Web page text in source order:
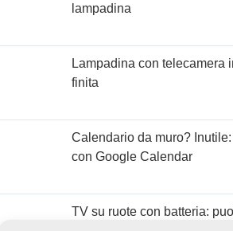
lampadina
Lampadina con telecamera
finita
Calendario da muro?
con Google Calendar
TV su ruote con batteria: